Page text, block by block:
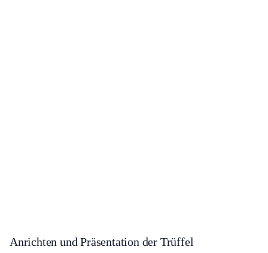
Anrichten und Präsentation der Trüffel